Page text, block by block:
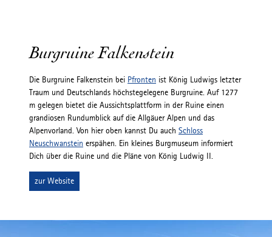
Burgruine Falkenstein
Die Burgruine Falkenstein bei Pfronten ist König Ludwigs letzter
Traum und Deutschlands höchstegelegene Burgruine. Auf 1277
m gelegen bietet die Aussichtsplattform in der Ruine einen
grandiosen Rundumblick auf die Allgäuer Alpen und das
Alpenvorland. Von hier oben kannst Du auch Schloss
Neuschwanstein erspähen. Ein kleines Burgmuseum informiert
Dich über die Ruine und die Pläne von König Ludwig II.
zur Website